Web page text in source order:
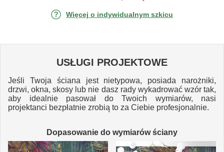
Więcej o indywidualnym szkicu
USŁUGI PROJEKTOWE
Jeśli Twoja ściana jest nietypowa, posiada narożniki,
drzwi, okna, skosy lub nie dasz rady wykadrować wzór tak,
aby idealnie pasował do Twoich wymiarów, nasi
projektanci bezpłatnie zrobią to za Ciebie profesjonalnie.
Dopasowanie do wymiarów ściany